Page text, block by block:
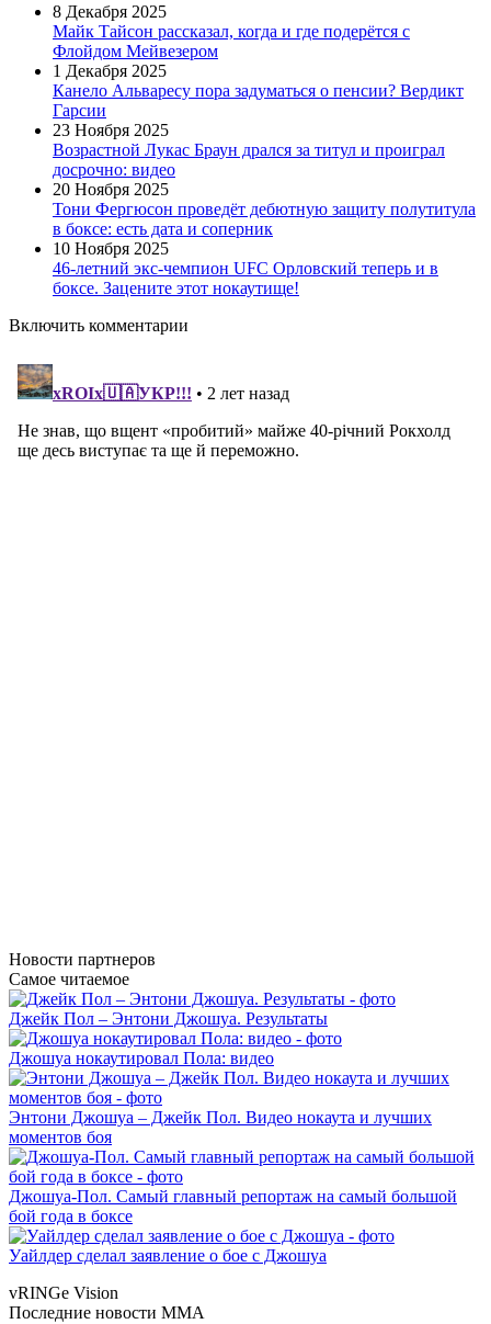
8 Декабря 2025
Майк Тайсон рассказал, когда и где подерётся с
Флойдом Мейвезером
1 Декабря 2025
Канело Альваресу пора задуматься о пенсии? Вердикт
Гарсии
23 Ноября 2025
Возрастной Лукас Браун дрался за титул и проиграл
досрочно: видео
20 Ноября 2025
Тони Фергюсон проведёт дебютную защиту полутитула
в боксе: есть дата и соперник
10 Ноября 2025
46-летний экс-чемпион UFC Орловский теперь и в
боксе. Зацените этот нокаутище!
Включить комментарии
Новости партнеров
Самое читаемое
Джейк Пол – Энтони Джошуа. Результаты
Джошуа нокаутировал Пола: видео
Энтони Джошуа – Джейк Пол. Видео нокаута и лучших
моментов боя
Джошуа-Пол. Самый главный репортаж на самый большой
бой года в боксе
Уайлдер сделал заявление о бое с Джошуа
vRINGe Vision
Последние новости MMA